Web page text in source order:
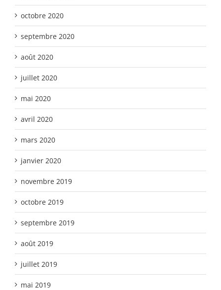
octobre 2020
septembre 2020
août 2020
juillet 2020
mai 2020
avril 2020
mars 2020
janvier 2020
novembre 2019
octobre 2019
septembre 2019
août 2019
juillet 2019
mai 2019